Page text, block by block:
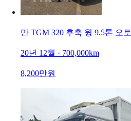
만 TGM 320 후축 윙 9.5톤 오토
20년 12월 · 700,000km
8,200만원